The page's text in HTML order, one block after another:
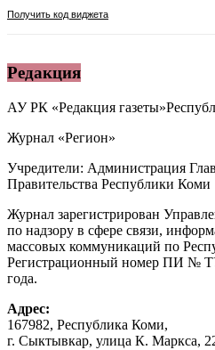
Редакция
АУ РК «Редакция
Журнал «Регион»
Учредители: Администрация
Правительства Республики Коми
Журнал зарегистрирован
по надзору в сфере связи,
массовых коммуникаций по
Регистрационный номер ПИ №
года.
Адрес:
167982, Республика Коми,
г. Сыктывкар, улица К. Маркса,